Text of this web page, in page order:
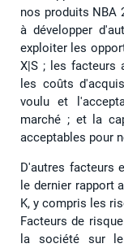
nos produits NBA
à développer
exploiter les
X|S ; les facteurs
les coûts
voulu et
marché ; et la
acceptables pour
D'autres facteurs
le dernier rapport
K, y compris les
Facteurs de
la société sur